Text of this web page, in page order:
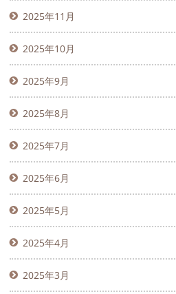
2025年11月
2025年10月
2025年9月
2025年8月
2025年7月
2025年6月
2025年5月
2025年4月
2025年3月